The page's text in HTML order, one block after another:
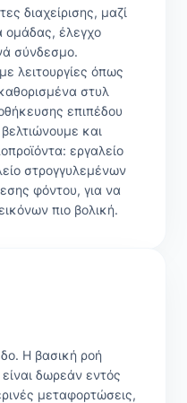
διαχείρισης, μαζί
ομάδας, έλεγχο
σύνδεσμο.
λειτουργίες όπως
στυλ
επιπέδου
και
εργαλείο
στρογγυλεμένων
φόντου, για να
πιο βολική.
Η βασική ροή
δωρεάν εντός
μεταφορτώσεις,